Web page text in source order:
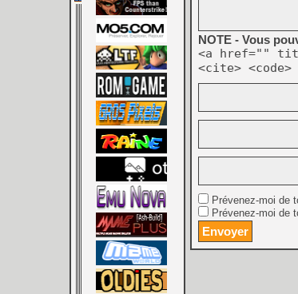
NOTE - Vous
<a href=""
<cite>
Prévenez-moi de
Prévenez-moi de